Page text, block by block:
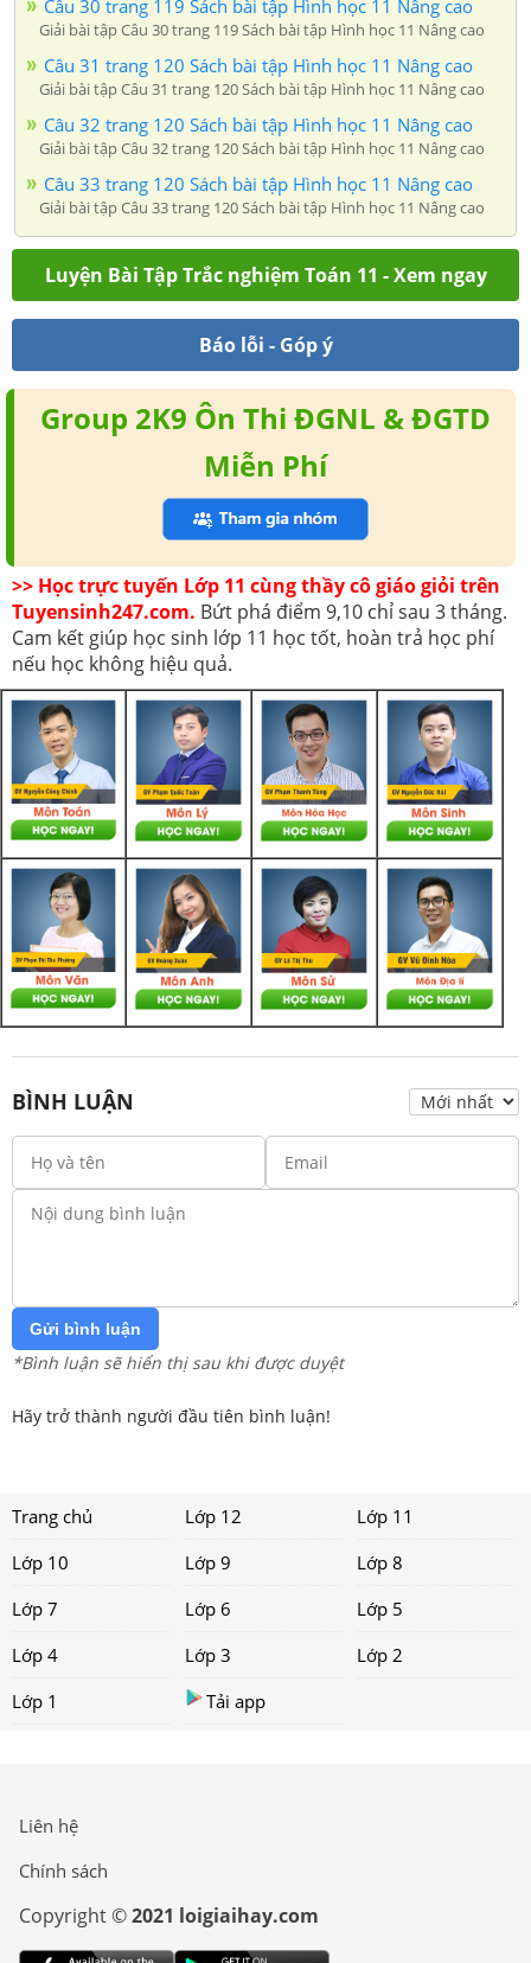
Câu 30 trang 119 Sách bài tập Hình học 11 Nâng cao
Giải bài tập Câu 30 trang 119 Sách bài tập Hình học 11 Nâng cao
Câu 31 trang 120 Sách bài tập Hình học 11 Nâng cao
Giải bài tập Câu 31 trang 120 Sách bài tập Hình học 11 Nâng cao
Câu 32 trang 120 Sách bài tập Hình học 11 Nâng cao
Giải bài tập Câu 32 trang 120 Sách bài tập Hình học 11 Nâng cao
Câu 33 trang 120 Sách bài tập Hình học 11 Nâng cao
Giải bài tập Câu 33 trang 120 Sách bài tập Hình học 11 Nâng cao
Luyện Bài Tập Trắc nghiệm Toán 11 - Xem ngay
Báo lỗi - Góp ý
Group 2K9 Ôn Thi ĐGNL & ĐGTD
Miễn Phí
>> Học trực tuyến Lớp 11 cùng thầy cô giáo giỏi trên
Tuyensinh247.com. Bứt phá điểm 9,10 chỉ sau 3 tháng.
Cam kết giúp học sinh lớp 11 học tốt, hoàn trả học phí
nếu học không hiệu quả.
BÌNH LUẬN
Gửi bình luận
*Bình luận sẽ hiển thị sau khi được duyệt
Hãy trở thành người đầu tiên bình luận!
Trang chủ Lớp 12
Lớp 11
Lớp 10
Lớp 9
Lớp 8
Lớp 7
Lớp 6
Lớp 5
Lớp 4
Lớp 3
Lớp 2
Lớp 1
Tải app
Liên hệ
Chính sách
Copyright ©2021 loigiaihay.com